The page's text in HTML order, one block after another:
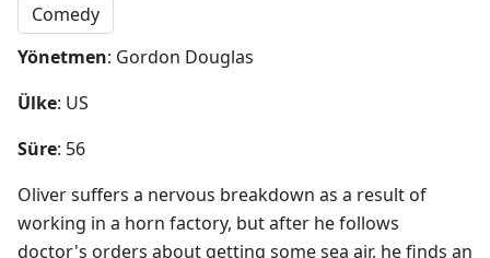
Comedy
Yönetmen: Gordon Douglas
Ülke: US
Süre: 56
Oliver suffers a nervous breakdown as a result of
working in a horn factory, but after he follows
doctor's orders about getting some sea air, he finds an